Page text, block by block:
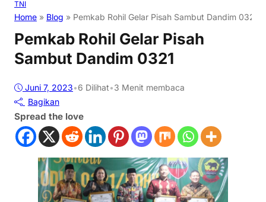
TNI
Home » Blog » Pemkab Rohil Gelar Pisah Sambut Dandim 0321
Pemkab Rohil Gelar Pisah
Sambut Dandim 0321
Juni 7, 2023•6 Dilihat•3 Menit membaca
Bagikan
Spread the love